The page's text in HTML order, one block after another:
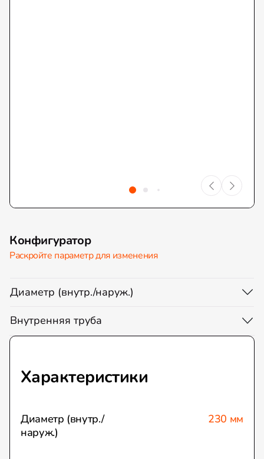
Конфигуратор
Раскройте параметр для изменения
Диаметр (внутр./наруж.)
Внутренняя труба
Характеристики
Диаметр (внутр./
наруж.)
230 мм